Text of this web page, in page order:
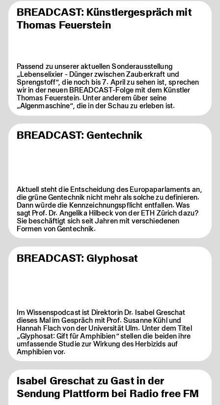
BREADCAST: Künstlergespräch mit
Thomas Feuerstein
Passend zu unserer aktuellen Sonderausstellung
„Lebenselixier - Dünger zwischen Zauberkraft und
Sprengstoff“, die noch bis 7. April zu sehen ist, sprechen
wir in der neuen BREADCAST-Folge mit dem Künstler
Thomas Feuerstein. Unter anderem über seine
„Algenmaschine“, die in der Schau zu erleben ist.
BREADCAST: Gentechnik
Aktuell steht die Entscheidung des Europaparlaments an,
die grüne Gentechnik nicht mehr als solche zu definieren.
Dann würde die Kennzeichnungspflicht entfallen. Was
sagt Prof. Dr. Angelika Hilbeck von der ETH Zürich dazu?
Sie beschäftigt sich seit Jahren mit verschiedenen
Formen von Gentechnik.
BREADCAST: Glyphosat
Im Wissenspodcast ist Direktorin Dr. Isabel Greschat
dieses Mal im Gespräch mit Prof. Susanne Kühl und
Hannah Flach von der Universität Ulm. Unter dem Titel
„Glyphosat: Gift für Amphibien“ stellen die beiden ihre
umfassende Studie zur Wirkung des Herbizids auf
Amphibien vor.
Isabel Greschat zu Gast in der
Sendung Plattform bei Radio free FM